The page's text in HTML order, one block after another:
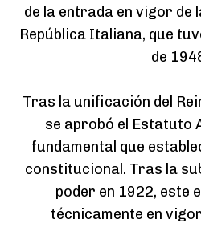
de la entrada en vigor de
República Italiana, que
de
Tras la unificación del
se aprobó el Estatuto
fundamental que
constitucional. Tras la
poder en 1922, este
técnicamente en